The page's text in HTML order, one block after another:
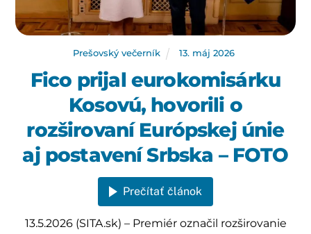
Prešovský večerník 13. máj 2026
Fico prijal eurokomisárku
Kosovú, hovorili o
rozširovaní Európskej únie
aj postavení Srbska – FOTO
Prečítať článok
13.5.2026 (SITA.sk) – Premiér označil rozširovanie